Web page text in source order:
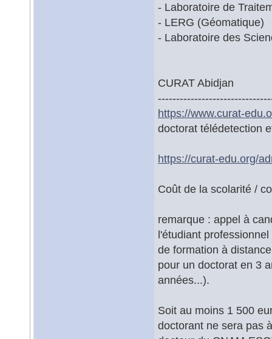
- Laboratoire de
- LERG (Géomatique)
- Laboratoire des
CURAT Abidjan
https://www.curat-
doctorat télédetection
https://curat-edu.org/
Coût de la scolarité /
remarque : appel à
l'étudiant
de formation à
pour un doctorat en 3
années...).
Soit au moins 1 500
doctorant ne sera pas